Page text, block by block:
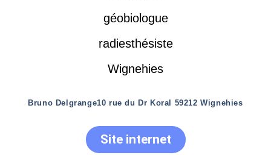
Bruno Delgrange10 rue du Dr Koral 59212 Wignehies
Site internet